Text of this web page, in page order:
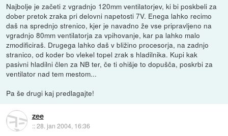
Najbolje je začeti z vgradnjo 120mm ventilatorjev, ki bi poskbeli za
dober pretok zraka pri delovni napetosti 7V. Enega lahko recimo
daš na sprednjo strenico, kjer je navadno že vse pripravljeno na
vgradnjo 80mm ventilatorja za vpihovanje, kar pa lahko malo
zmodificiraš. Drugega lahko daš v bližino procesorja, na zadnjo
stranico, od koder bo vlekel topel zrak s hladilnika. Kupi kak
pasivni hladilni člen za NB ter, če ti ohišje to dopušča, poskrbi za
ventilator nad tem mestom...
Pa še drugi kaj predlagajte!
zee
::28. jan 2004, 16:36